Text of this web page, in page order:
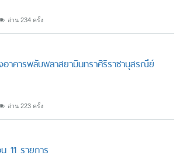
อ่าน 234 ครั้ง
อาคารพลับพลาสยามินทราศิริราชานุสรณีย์
อ่าน 223 ครั้ง
11 รายการ